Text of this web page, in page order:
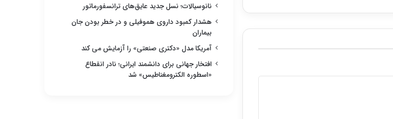
نانوسیالات؛ نسل جدید عایق‌های ترانسفورماتور
هشدار کمبود داروی هموفیلی و در خطر بودن جان
بیماران
آمریکا مدل «دکتری صنعتی» را آزمایش می کند
افتخار جهانی برای دانشمند ایرانی؛ نادر انقطاع
«اسطوره الکترومغناطیس» شد